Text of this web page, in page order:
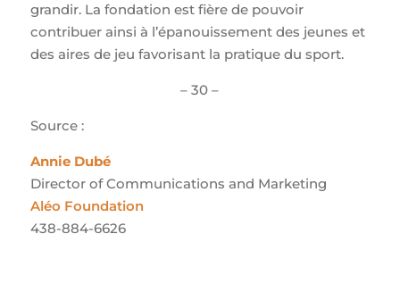
grandir. La fondation est fière de pouvoir
contribuer ainsi à l’épanouissement des jeunes et
des aires de jeu favorisant la pratique du sport.
– 30 –
Source :
Annie Dubé
Director of Communications and Marketing
Aléo Foundation
438-884-6626